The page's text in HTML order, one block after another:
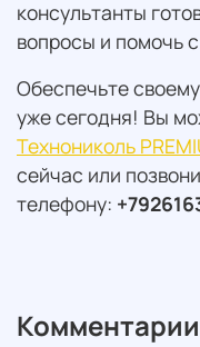
консультанты
вопросы и помочь
Обеспечьте
уже сегодня! Вы
Технониколь
сейчас или
телефону:
Комментарии